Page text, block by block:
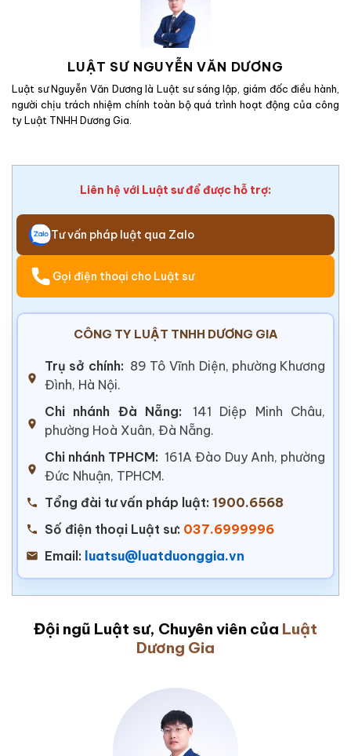
LUẬT SƯ NGUYỄN VĂN DƯƠNG
Luật sư Nguyễn Văn Dương là Luật sư sáng lập, giám đốc điều hành,
người chịu trách nhiệm chính toàn bộ quá trình hoạt động của công
ty Luật TNHH Dương Gia.
Liên hệ với Luật sư để được hỗ trợ:
Tư vấn pháp luật qua Zalo
Gọi điện thoại cho Luật sư
CÔNG TY LUẬT TNHH DƯƠNG GIA
Trụ sở chính: 89 Tô Vĩnh Diện, phường Khương
Đình, Hà Nội.
Chi nhánh Đà Nẵng:
141 Diệp Minh Châu,
phường Hoà Xuân, Đà Nẵng.
Chi nhánh TPHCM: 161A Đào Duy Anh, phường
Đức Nhuận, TPHCM.
Tổng đài tư vấn pháp luật: 1900.6568
Số điện thoại Luật sư: 037.6999996
Email: luatsu@luatduonggia.vn
Đội ngũ Luật sư, Chuyên viên của Luật
Dương Gia